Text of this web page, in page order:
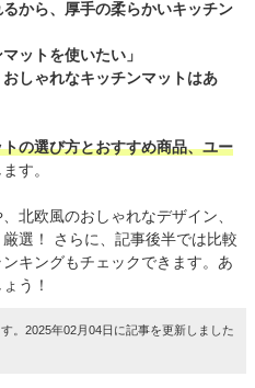
から、厚手の柔らかいキッチン
ットを使いたい」
しゃれなキッチンマットはあ
の選び方とおすすめ商品、ユー
ます。
北欧風のおしゃれなデザイン、
選！ さらに、記事後半では比較
キングもチェックできます。あ
う！
。2025年02月04日に記事を更新しました